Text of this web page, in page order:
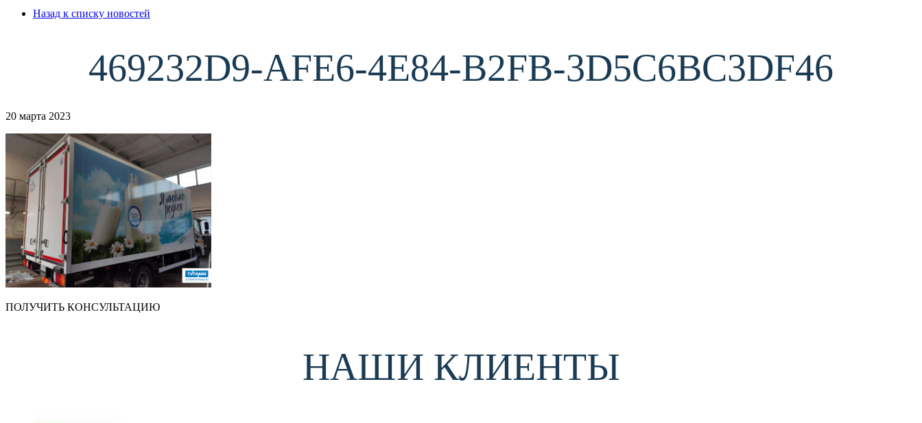
Назад к списку новостей
469232D9-AFE6-4E84-B2FB-3D5C6BC3DF46
20 марта 2023
ПОЛУЧИТЬ КОНСУЛЬТАЦИЮ
НАШИ КЛИЕНТЫ